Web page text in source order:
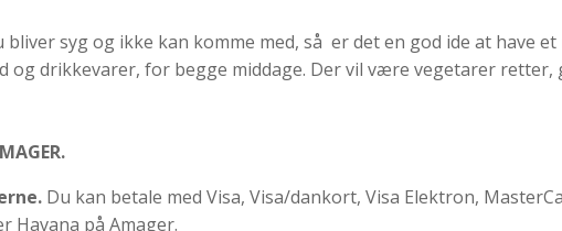
syg og ikke kan komme med, så er det en god ide at have
drikkevarer, for begge middage. Der vil være vegetarer retter,
Du kan betale med Visa, Visa/dankort, Visa Elektron,
Havana på Amager.